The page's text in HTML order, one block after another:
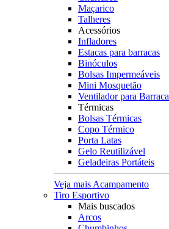
Maçarico
Talheres
Acessórios
Infladores
Estacas para barracas
Binóculos
Bolsas Impermeáveis
Mini Mosquetão
Ventilador para Barraca
Térmicas
Bolsas Térmicas
Copo Térmico
Porta Latas
Gelo Reutilizável
Geladeiras Portáteis
Veja mais Acampamento
Tiro Esportivo
Mais buscados
Arcos